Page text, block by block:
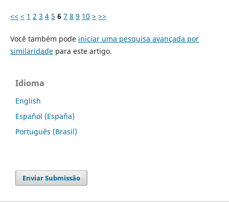
<< < 1 2 3 4 5 6 7 8 9 10 > >>
Você também pode iniciar uma pesquisa avançada por
similaridadepara este artigo.
Idioma
English
Español (España)
Português (Brasil)
Enviar Submissão